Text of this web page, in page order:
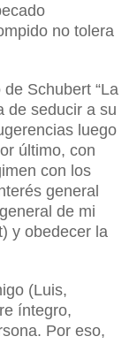
no tolera
Schubert “La
de seducir a su
luego
último, con
con los
general
de mi
y obedecer la
(Luis,
íntegro,
Por eso,